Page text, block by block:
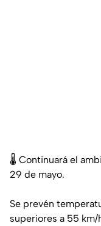
🌡️ Continuará el
29 de mayo.
Se prevén
superiores a 55